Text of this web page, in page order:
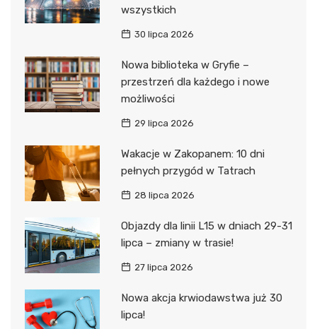
wszystkich
30 lipca 2026
Nowa biblioteka w Gryfie –
przestrzeń dla każdego i nowe
możliwości
29 lipca 2026
Wakacje w Zakopanem: 10 dni
pełnych przygód w Tatrach
28 lipca 2026
Objazdy dla linii L15 w dniach 29-31
lipca – zmiany w trasie!
27 lipca 2026
Nowa akcja krwiodawstwa już 30
lipca!